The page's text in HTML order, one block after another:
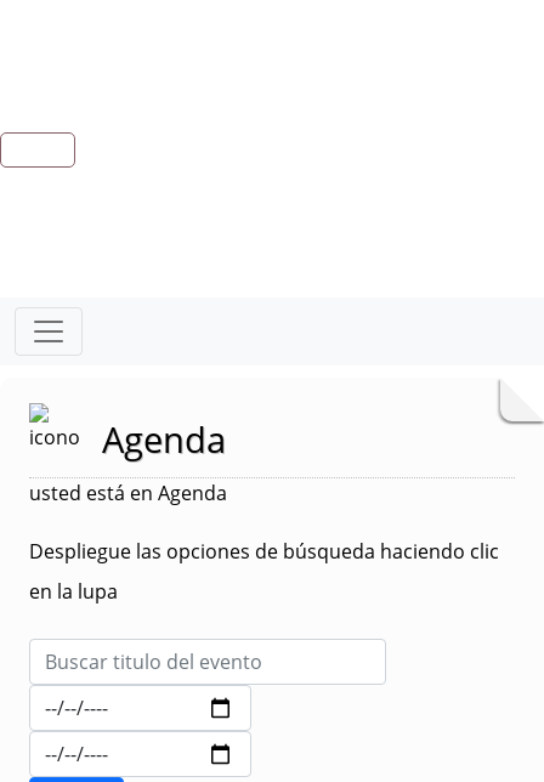
Agenda
usted está en Agenda
Despliegue las opciones de búsqueda haciendo clic
en la lupa